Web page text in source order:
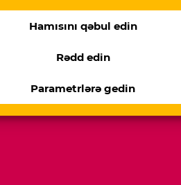
Hamısını qəbul edin
Rədd edin
Parametrlərə gedin
bunu yaşasın” – ölən